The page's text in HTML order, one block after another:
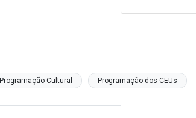
Programação Cultural Programação dos CEUs